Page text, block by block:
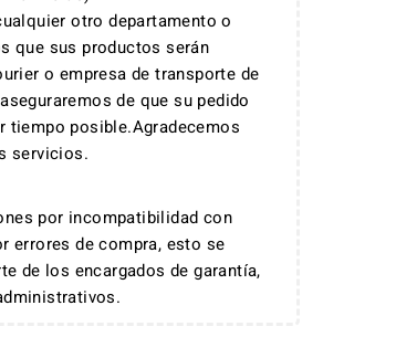
otro departamento o
que sus productos serán
o empresa de transporte de
de que su pedido
tiempo posible.Agradecemos
servicios.
por incompatibilidad con
errores de compra, esto se
de los encargados de garantía,